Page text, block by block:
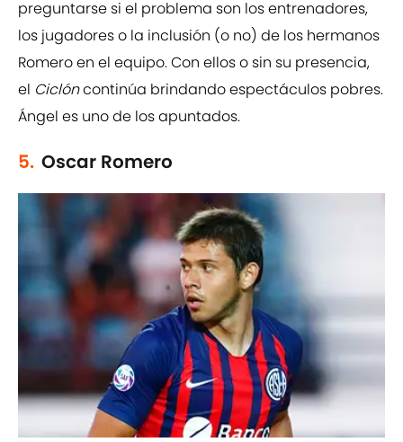
preguntarse si el problema son los entrenadores,
los jugadores o la inclusión (o no) de los hermanos
Romero en el equipo. Con ellos o sin su presencia,
el Ciclóncontinúa brindando espectáculos pobres.
Ángel es uno de los apuntados.
5. Oscar Romero